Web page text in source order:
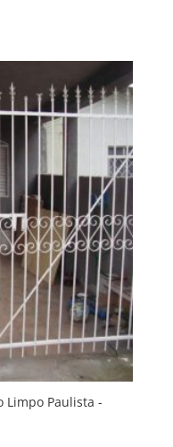
Limpo Paulista -